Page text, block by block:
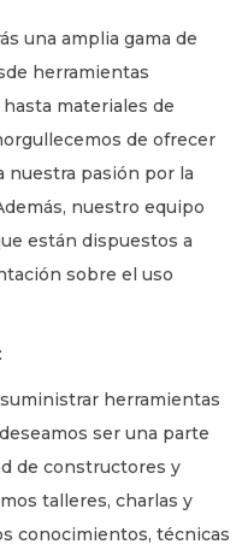
una amplia gama de
herramientas
materiales de
de ofrecer
nuestra pasión por la
nuestro equipo
están dispuestos a
sobre el uso
herramientas
ser una parte
de constructores y
talleres, charlas y
conocimientos, técnicas